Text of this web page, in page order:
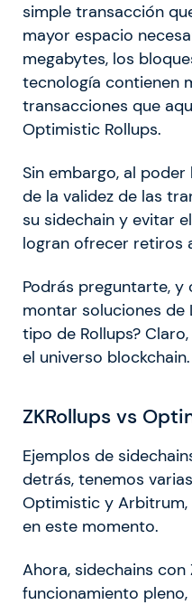
simple transacción
mayor espacio
megabytes, los
tecnología contienen
transacciones que
Optimistic Rollups.
Sin embargo, al poder
de la validez de las
su sidechain y evitar
logran ofrecer retiros
Podrás preguntarte, y
montar soluciones de
tipo de Rollups?
el universo blockchain.
ZKRollups vs
Ejemplos de
detrás, tenemos
Optimistic y
en este momento.
Ahora, sidechains con
funcionamiento